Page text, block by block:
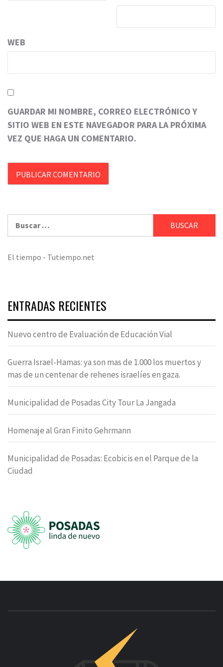
WEB
GUARDAR MI NOMBRE, CORREO ELECTRÓNICO Y
SITIO WEB EN ESTE NAVEGADOR PARA LA PRÓXIMA
VEZ QUE HAGA UN COMENTARIO.
El tiempo - Tutiempo.net
ENTRADAS RECIENTES
Nuevo centro de Evaluación de Educación Vial
Guerra Israel-Hamas: ya son mas de 1.000 los muertos y
mas de un centenar de rehenes israelíes en gaza.
Municipalidad de Posadas City Tour La Jangada
Homenaje al Gran Finito Gehrmann
Municipalidad de Posadas: Ecobicis en el Parque de la
Ciudad